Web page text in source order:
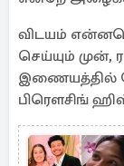
விடயம்
செய்யும் முன்,
இணையத்தில்
பிரௌசிங்